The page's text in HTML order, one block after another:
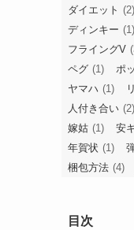
ダイエット (2)
ディンキー (1)
フライングV
ペグ (1) ポ
ヤマハ (1)
人付き合い (2)
嫁姑 (1) 安
年賀状 (1)
梱包方法 (4)
目次